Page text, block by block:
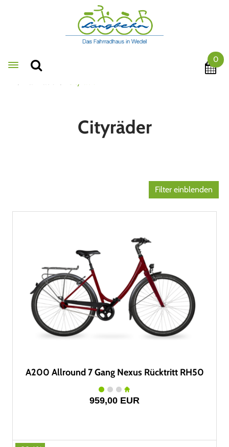
Toggle navigation
0
Cityräder
Filter einblenden
A200 Allround 7 Gang Nexus Rücktritt RH50
959,00 EUR